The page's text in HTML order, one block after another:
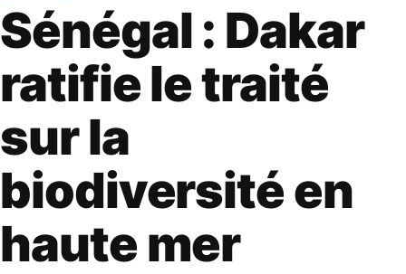
Sénégal : Dakar
ratifie le traité
sur la
biodiversité en
haute mer